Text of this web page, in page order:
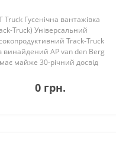
Truck Гусенічна вантажівка
Truck) Універсальний
Track-Truck
винайдений AP van den Berg
майже 30-річний досвід
Truck може рухатися шосе,
звичайна вантажівка. Після
0 грн.